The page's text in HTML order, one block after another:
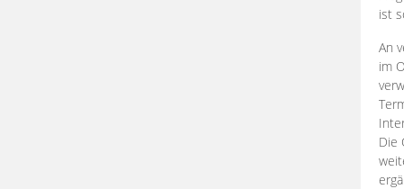
ist
An
im
Die